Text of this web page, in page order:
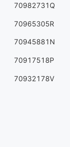
70982731Q
70965305R
70945881N
70917518P
70932178V